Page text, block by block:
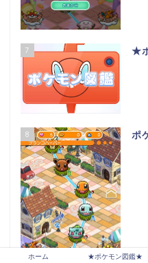
7 ★
8 ポ
ホーム ★ポケモン図鑑★